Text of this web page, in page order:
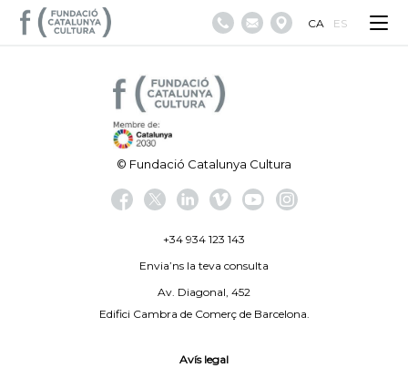
CA ES
© Fundació Catalunya Cultura
+34 934 123 143
Envia’ns la teva consulta
Av. Diagonal, 452
Edifici Cambra de Comerç de Barcelona.
Avís legal